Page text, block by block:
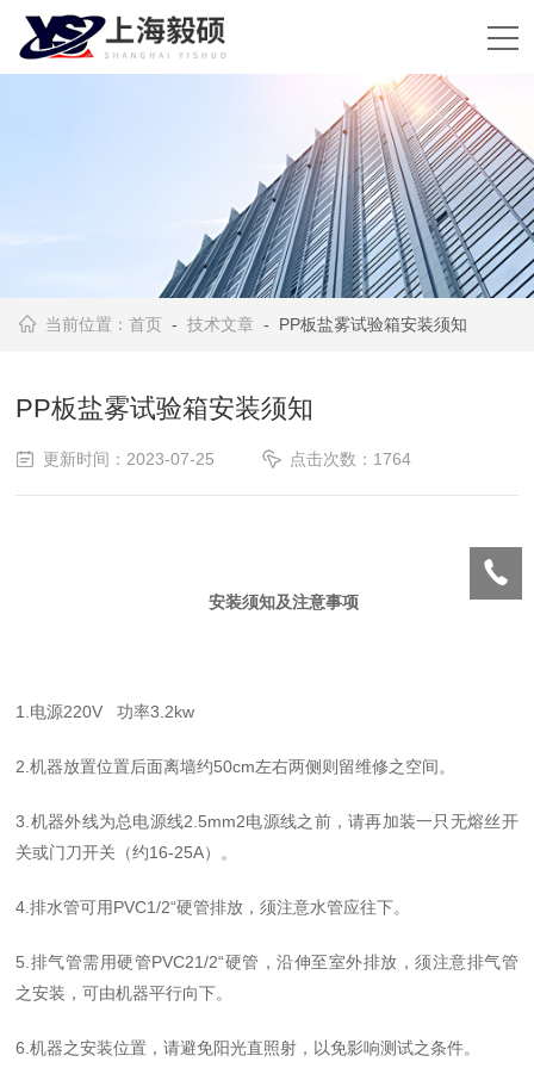
当前位置：首页 -技术文章 - PP板盐雾试验箱安装须知
PP板盐雾试验箱安装须知
更新时间：2023-07-25 点击次数：1764
安装须知及注意事项
1.电源220V 功率3.2kw
2.机器放置位置后面离墙约50cm左右两侧则留维修之空间。
3.机器外线为总电源线2.5mm2电源线之前，请再加装一只无熔丝开
关或门刀开关（约16-25A）。
4.排水管可用PVC1/2“硬管排放，须注意水管应往下。
5.排气管需用硬管PVC21/2“硬管，沿伸至室外排放，须注意排气管
之安装，可由机器平行向下。
6.机器之安装位置，请避免阳光直照射，以免影响测试之条件。